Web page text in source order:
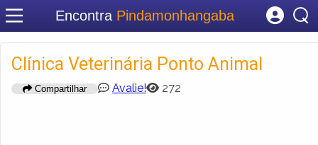
Encontra Pindamonhangaba
Criar conta
Clínica Veterinária Ponto Animal
Compartilhar Avalie! 272